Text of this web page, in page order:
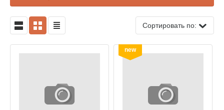
Сортировать по:
new